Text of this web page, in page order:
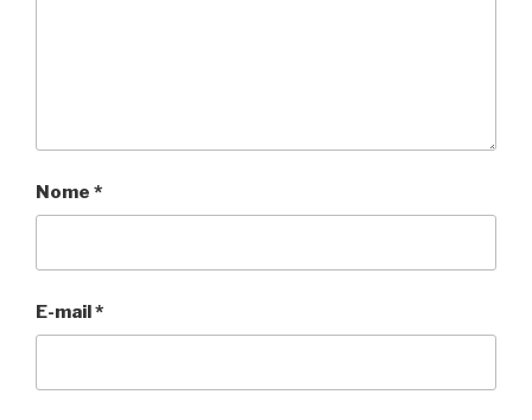
Nome *
E-mail*